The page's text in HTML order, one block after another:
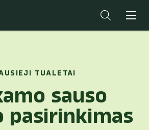
TUALETAI
sauso
pasirinkimas